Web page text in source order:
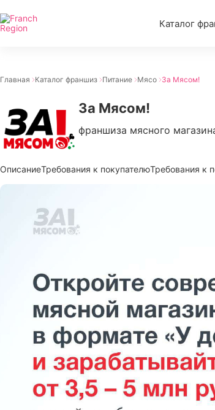
Каталог
Главная Каталог франшиз Питание Мясо За Мясом!
За Мясом!
франшиза мясного
ОписаниеТребования к покупателюТребования к